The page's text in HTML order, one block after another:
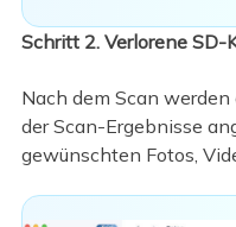
Schritt 2. Verlorene
Nach dem Scan
der Scan-Ergebnisse
gewünschten Fotos,